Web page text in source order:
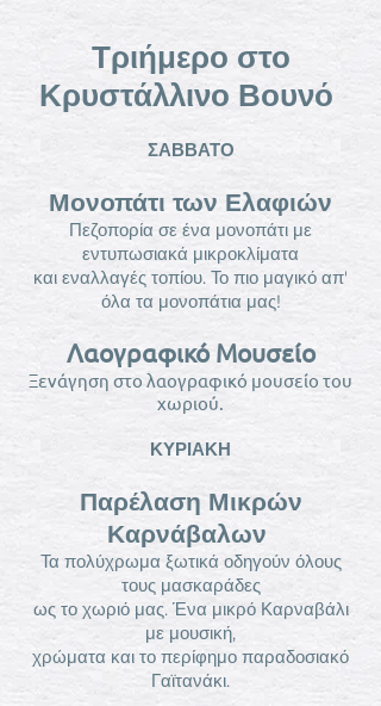
Τριήμερο στο
Κρυστάλλινο Βουνό
ΣΑΒΒΑΤΟ
Μονοπάτι των Ελαφιών
Πεζοπορία σε ένα μονοπάτι με
εντυπωσιακά μικροκλίματα
και εναλλαγές τοπίου. Το πιο μαγικό απ'
όλα τα μονοπάτια μας!
Λαογραφικό Μουσείο
Ξενάγηση στο λαογραφικό μουσείο του
χωριού.
ΚΥΡΙΑΚΗ
Παρέλαση Μικρών
Καρνάβαλων
Τα πολύχρωμα ξωτικά οδηγούν όλους
τους μασκαράδες
ως το χωριό μας. Ένα μικρό Καρναβάλι
με μουσική,
χρώματα και το περίφημο παραδοσιακό
Γαϊτανάκι.